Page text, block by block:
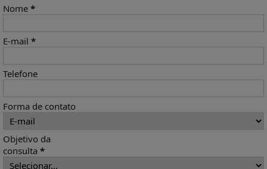
Nome *
E-mail *
Telefone
Forma de contato
Objetivo da
consulta *